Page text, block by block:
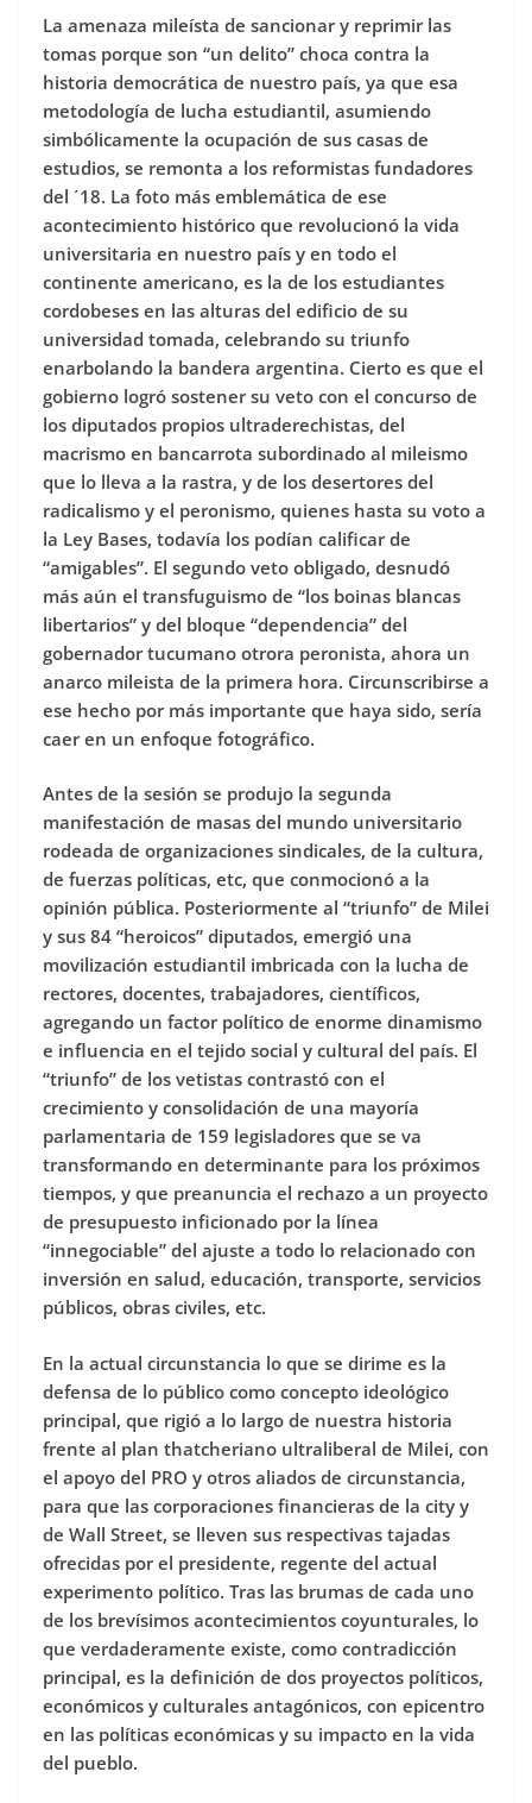
La amenaza mileísta de sancionar y reprimir las
tomas porque son “un delito” choca contra la
historia democrática de nuestro país, ya que esa
metodología de lucha estudiantil, asumiendo
simbólicamente la ocupación de sus casas de
estudios, se remonta a los reformistas fundadores
del ´18. La foto más emblemática de ese
acontecimiento histórico que revolucionó la vida
universitaria en nuestro país y en todo el
continente americano, es la de los estudiantes
cordobeses en las alturas del edificio de su
universidad tomada, celebrando su triunfo
enarbolando la bandera argentina. Cierto es que el
gobierno logró sostener su veto con el concurso de
los diputados propios ultraderechistas, del
macrismo en bancarrota subordinado al mileismo
que lo lleva a la rastra, y de los desertores del
radicalismo y el peronismo, quienes hasta su voto a
la Ley Bases, todavía los podían calificar de
“amigables”. El segundo veto obligado, desnudó
más aún el transfuguismo de “los boinas blancas
libertarios” y del bloque “dependencia” del
gobernador tucumano otrora peronista, ahora un
anarco mileista de la primera hora. Circunscribirse a
ese hecho por más importante que haya sido, sería
caer en un enfoque fotográfico.
Antes de la sesión se produjo la segunda
manifestación de masas del mundo universitario
rodeada de organizaciones sindicales, de la cultura,
de fuerzas políticas, etc, que conmocionó a la
opinión pública. Posteriormente al “triunfo” de Milei
y sus 84 “heroicos” diputados, emergió una
movilización estudiantil imbricada con la lucha de
rectores, docentes, trabajadores, científicos,
agregando un factor político de enorme dinamismo
e influencia en el tejido social y cultural del país. El
“triunfo” de los vetistas contrastó con el
crecimiento y consolidación de una mayoría
parlamentaria de 159 legisladores que se va
transformando en determinante para los próximos
tiempos, y que preanuncia el rechazo a un proyecto
de presupuesto inficionado por la línea
“innegociable” del ajuste a todo lo relacionado con
inversión en salud, educación, transporte, servicios
públicos, obras civiles, etc.
En la actual circunstancia lo que se dirime es la
defensa de lo público como concepto ideológico
principal, que rigió a lo largo de nuestra historia
frente al plan thatcheriano ultraliberal de Milei, con
el apoyo del PRO y otros aliados de circunstancia,
para que las corporaciones financieras de la city y
de Wall Street, se lleven sus respectivas tajadas
ofrecidas por el presidente, regente del actual
experimento político. Tras las brumas de cada uno
de los brevísimos acontecimientos coyunturales, lo
que verdaderamente existe, como contradicción
principal, es la definición de dos proyectos políticos,
económicos y culturales antagónicos, con epicentro
en las políticas económicas y su impacto en la vida
del pueblo.